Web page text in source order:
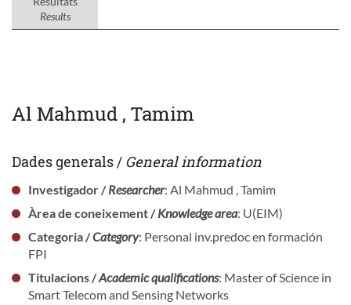
Results
Al Mahmud , Tamim
Dades generals / General information
Investigador /Researcher: Al Mahmud , Tamim
Àrea de coneixement /Knowledge area: U(EIM)
Categoria /Category: Personal inv.predoc en formación
FPI
Titulacions /Academic qualifications: Master of Science in
Smart Telecom and Sensing Networks